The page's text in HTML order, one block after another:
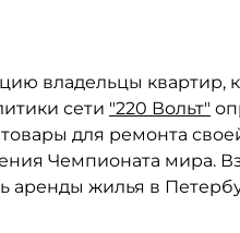
владельцы квартир,
сети "220 Вольт"
для ремонта
Чемпионата мира.
аренды жилья в